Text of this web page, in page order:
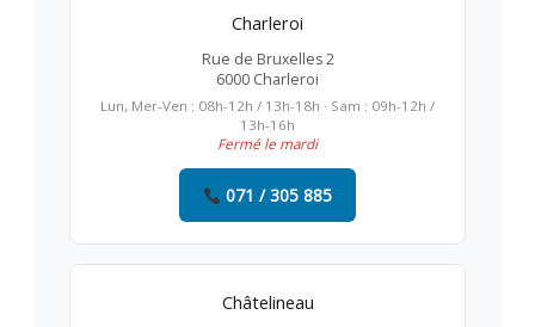
Charleroi
Rue de Bruxelles 2
6000 Charleroi
Lun, Mer-Ven : 08h-12h / 13h-18h · Sam : 09h-12h /
13h-16h
Fermé le mardi
071 / 305 885
Châtelineau